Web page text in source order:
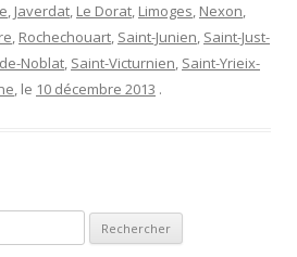
, Javerdat, Le Dorat, Limoges, Nexon,
, Rochechouart, Saint-Junien, Saint-Just-
Noblat, Saint-Victurnien, Saint-Yrieix-
, le 10 décembre 2013 .